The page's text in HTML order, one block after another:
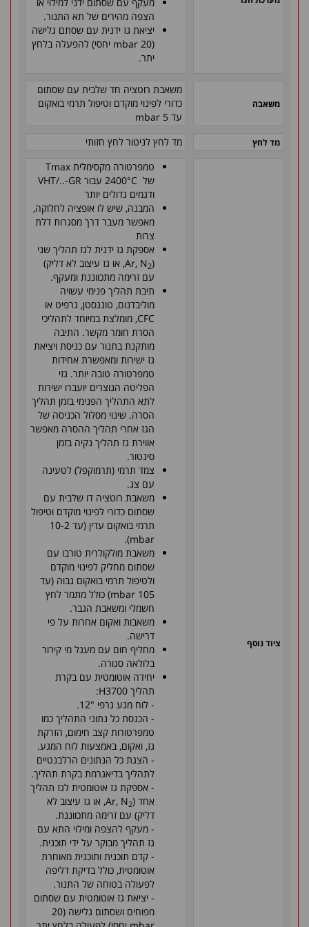
מעקף עם שסתום ידני למילוי או
הצפה מהירים של תא התנור.
יציאת גז ידנית עם שסתם גלישה
(mbar 20 יחסי) להפעלה בלחץ
יתר.
משאבה
משאבת רוטציה חד שלבית עם שסתום
כדורי לפינוי מוקדם וטיפול תרמי בואקום
עד mbar 5
מד לחץ מד לחץ לניטור לחץ חזותי
ציוד נוסף
טמפרטורה מקסימלית Tmax
של 2400°C עבור VHT/..-GR
ודגמים גדולים יותר
המבנה, שיש לו אופציה לחלוקה,
מאפשר מעבר דרך מסגרות דלת
צרות
אספקת גז ידנית לגז תהליך שני
(Ar, N
2
, או גז עיצוב לא דליק)
עם זרימה מתכווננת ומעקף.
תיבת תהליך פנימי עשויה
מוליבדנום, טונגסטן, גרפיט או
CFC, מומלצת במיוחד לתהליכי
הסרת חומר מקשר. התיבה
מותקנת בתנור עם כניסת ויציאת
גז ישירות ומאפשרת אחידות
טמפרטורה טובה יותר. גזי
הפליטה הנוצרים יועברו ישירות
לתא התהליך הפנימי בזמן תהליך
הסרה. שינוי מסלול הכניסה של
הגז אחרי תהליך ההסרה מאפשר
אווירת גז תהליך נקיה בזמן
סינטור.
צמד תרמי (תרמוקפל) לטעינה
עם צג.
משאבת רוטציה דו שלבית עם
שסתום כדורי לפינוי מוקדם וטיפול
תרמי בואקום עדין (עד 10-2
mbar).
משאבת מולקולרית טורבו עם
שסתום מחליק לפינוי מוקדם
ולטיפול תרמי בואקום גבוה (עד
105 mbar) כולל מתמר לחץ
חשמלי ומשאבת הגבר.
משאבות ואקום אחרות על פי
דרישה.
מחליף חום עם מעגל מי קירור
בלולאה סגורה.
יחידה אוטומטית עם בקרת
תהליך H3700:
- לוח מגע גרפי "12.
- הכנסת כל נתוני התהליך כמו
טמפרטורות קצב חימום, הזרקת
גז, ואקום, באמצעות לוח המגע.
- הצגת כל הנתונים הרלבנטיים
לתהליך בדיאגרמת בקרת תהליך.
- אספקת גז אוטומטית לגז תהליך
אחד (Ar, N2
, או גז עיצוב לא
דליק) עם זרימה מתכווננת.
- מעקף להצפה ומילוי התא עם
גז תהליך מבוקר על ידי תוכנית.
- קדם תוכנית ותוכנית מאוחרת
אוטומטית, כולל בדיקת דליפה
לפעולה בטוחה של התנור.
- יציאת גז אוטומטית עם שסתום
מפוחים ושסתום גלישה (20